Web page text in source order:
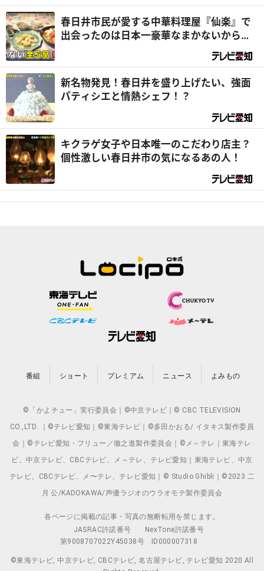
春日井市民が愛する中華料理屋『仙楽』で
出会ったのは日本一豪華なまかないから生
まれたソウル中華！？『デラメチャ気にな
新名物発見！春日井を盛り上げたい、強面
パティシエと情熱シェフ！？
キクラゲ女子や日本唯一のこだわり店主？
個性激しい春日井市の気になるあの人！
番組 ショート プレミアム ニュース よみもの
©「かよチュー」実行委員会｜©中京テレビ｜© CBC TELEVISION
CO.,LTD. ｜©テレビ愛知｜©東海テレビ｜©多田かおる/ イタキス製作委員
会｜©テレビ愛知・フリュー／徹之進製作委員会｜©メ～テレ｜東海テレ
ビ、中京テレビ、CBCテレビ、メ～テレ、テレビ愛知｜東海テレビ、中京
テレビ、CBCテレビ、メ〜テレ、テレビ愛知｜© Studio Ghibli｜©2023 二
月 公/KADOKAWA/声優ラジオのウラオモテ製作委員会
各ページに掲載の記事・写真の無断転用を禁じます。
JASRAC許諾番号
NexTone許諾番号
第9008707022Y45038号
ID000007318
©東海テレビ, 中京テレビ, CBCテレビ, 名古屋テレビ, テレビ愛知 2020 All